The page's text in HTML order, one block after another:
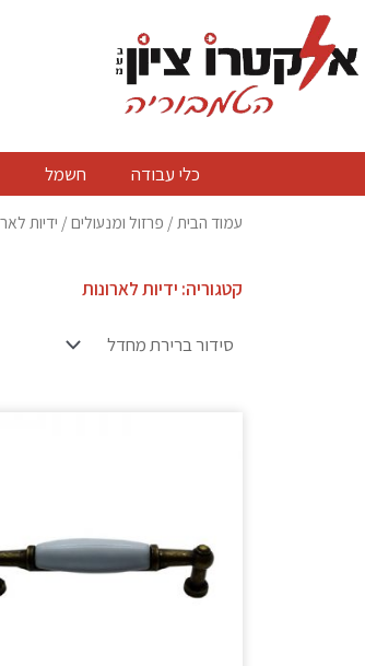
לתוכן
כלי עבודה חשמל
עמוד הבית / פרזול ומנעולים/ ידיות
קטגוריה: ידיות לארונות